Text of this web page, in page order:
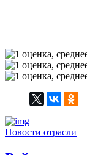
Новости отрасли